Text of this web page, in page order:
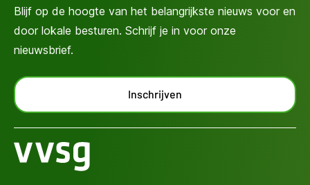
Blijf op de hoogte van het belangrijkste nieuws voor en
door lokale besturen. Schrijf je in voor onze
nieuwsbrief.
Inschrijven